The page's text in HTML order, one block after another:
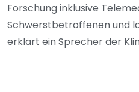
Forschung inklusive
Schwerstbetroffenen und
erklärt ein Sprecher der